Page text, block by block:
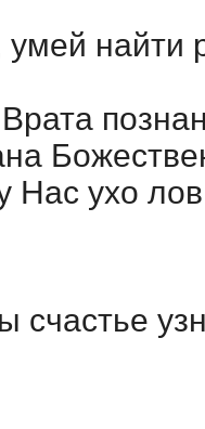
умей найти
Нас ухо
счастье